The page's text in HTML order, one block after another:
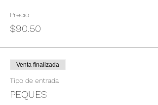
Precio
$90.50
Venta finalizada
Tipo de entrada
PEQUES